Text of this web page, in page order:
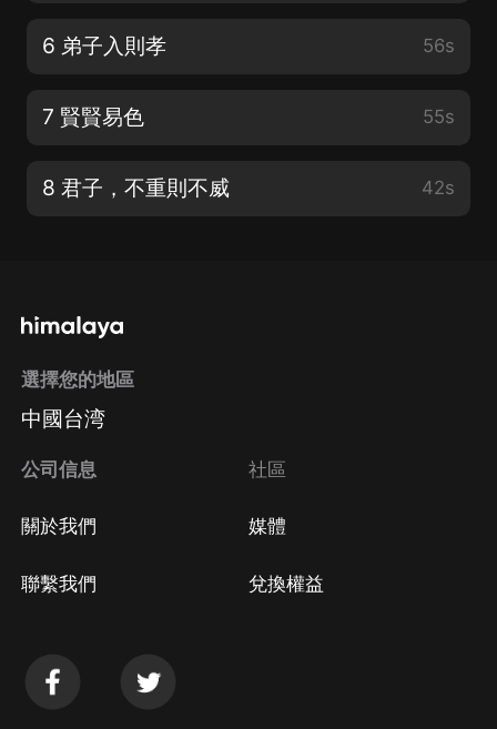
6 弟子入則孝 56s
7 賢賢易色 55s
8 君子，不重則不威 42s
選擇您的地區
中國台湾
公司信息
關於我們
聯繫我們
社區
媒體
兌換權益